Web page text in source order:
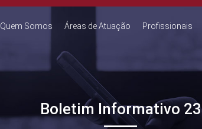
Quem Somos Áreas de Atuação Profissionais
Boletim Informativo 23